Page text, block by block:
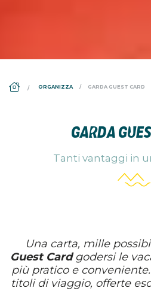
ORGANIZZA GARDA GUEST CARD
GARDA
Tanti vantaggi in
Una carta, mille
Guest Cardgodersi le
più pratico e
titoli di viaggio, offerte